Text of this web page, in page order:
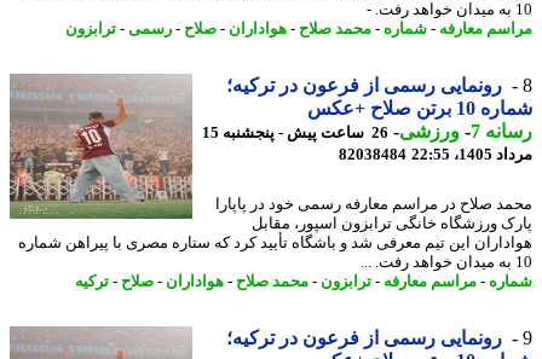
معارفه- شماره-محمد صلاح-هواداران - صلاح-رسمی-ترابزون
رونمایی رسمی از فرعون در ترکیه؛
صلاح +عکس
7
-ورزشی-
26 ساعت پیش - پنجشنبه 15
22:55
82038484
صلاح در مراسم معارفه رسمی خود در پاپارا
ورزشگاه خانگی ترابزون اسپور، مقابل
این تیم معرفی شد و باشگاه تأیید کرد که ستاره مصری با پیراهن شماره
-مراسم معارفه- ترابزون-محمد صلاح-هواداران - صلاح-ترکیه
رونمایی رسمی از فرعون در ترکیه؛